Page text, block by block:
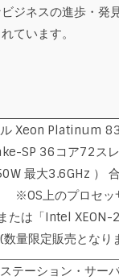
ジネスの進歩・発
ています。
Xeon Platinum
SP 36コア72ス
最大3.6GHz ）
※OS上のプロセッ
たは「Intel
数量限定販売となり
テーション・サー